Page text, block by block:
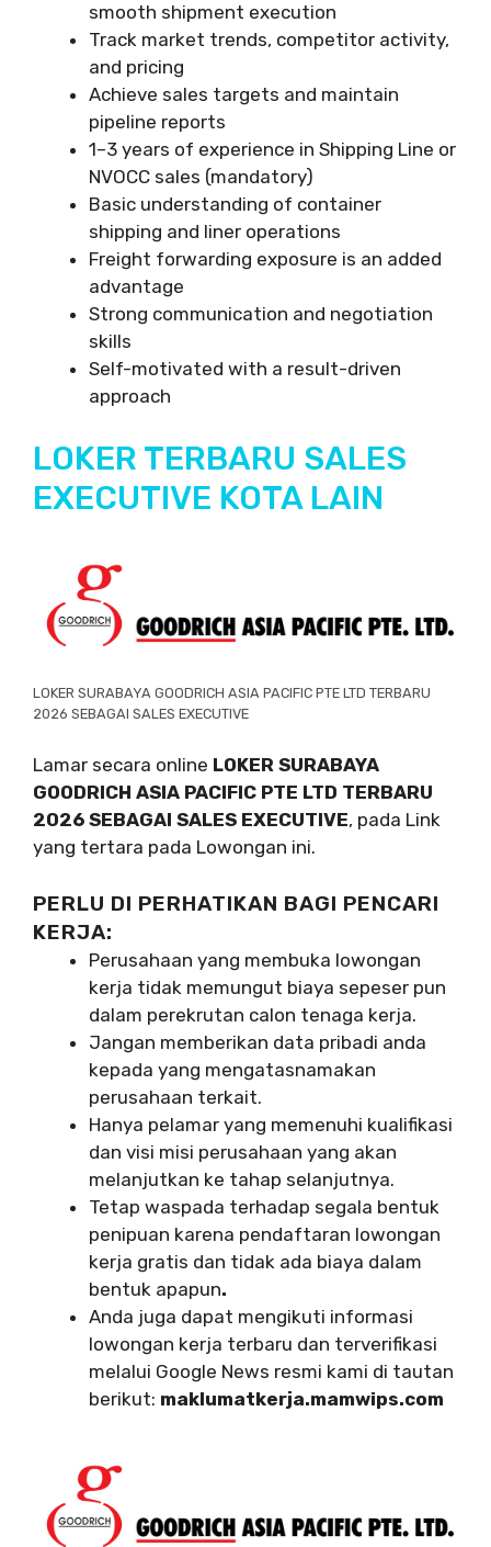
smooth shipment execution
Track market trends, competitor activity,
and pricing
Achieve sales targets and maintain
pipeline reports
1–3 years of experience in Shipping Line or
NVOCC sales (mandatory)
Basic understanding of container
shipping and liner operations
Freight forwarding exposure is an added
advantage
Strong communication and negotiation
skills
Self-motivated with a result-driven
approach
LOKER TERBARU SALES
EXECUTIVE KOTA LAIN
LOKER SURABAYA GOODRICH ASIA PACIFIC PTE LTD TERBARU
2026 SEBAGAI SALES EXECUTIVE
Lamar secara online LOKER SURABAYA
GOODRICH ASIA PACIFIC PTE LTD TERBARU
2026 SEBAGAI SALES EXECUTIVE, pada Link
yang tertara pada Lowongan ini.
PERLU DI PERHATIKAN BAGI PENCARI
KERJA:
Perusahaan yang membuka lowongan
kerja tidak memungut biaya sepeser pun
dalam perekrutan calon tenaga kerja.
Jangan memberikan data pribadi anda
kepada yang mengatasnamakan
perusahaan terkait.
Hanya pelamar yang memenuhi kualifikasi
dan visi misi perusahaan yang akan
melanjutkan ke tahap selanjutnya.
Tetap waspada terhadap segala bentuk
penipuan karena pendaftaran lowongan
kerja gratis dan tidak ada biaya dalam
bentuk apapun.
Anda juga dapat mengikuti informasi
lowongan kerja terbaru dan terverifikasi
melalui Google News resmi kami di tautan
berikut: maklumatkerja.mamwips.com